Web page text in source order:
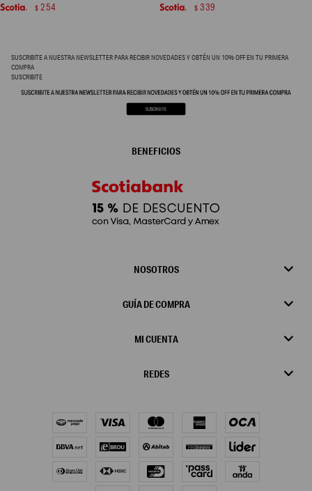
$ 254 $ 339
SUSCRIBITE A NUESTRA NEWSLETTER PARA RECIBIR NOVEDADES Y OBTÉN UN 10% OFF EN TU PRIMERA
COMPRA
SUSCRIBITE
NOSOTROS
GUÍA DE COMPRA
MI CUENTA
REDES
BENEFICIOS